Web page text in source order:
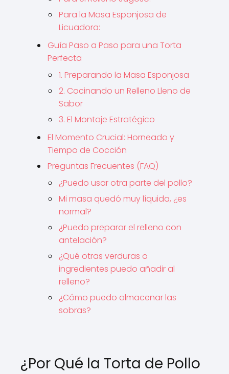
Para la Masa Esponjosa de
Licuadora:
Guía Paso a Paso para una Torta
Perfecta
1. Preparando la Masa Esponjosa
2. Cocinando un Relleno Lleno de
Sabor
3. El Montaje Estratégico
El Momento Crucial: Horneado y
Tiempo de Cocción
Preguntas Frecuentes (FAQ)
¿Puedo usar otra parte del pollo?
Mi masa quedó muy líquida, ¿es
normal?
¿Puedo preparar el relleno con
antelación?
¿Qué otras verduras o
ingredientes puedo añadir al
relleno?
¿Cómo puedo almacenar las
sobras?
¿Por Qué la Torta de Pollo